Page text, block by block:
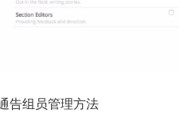
告组员管理方法